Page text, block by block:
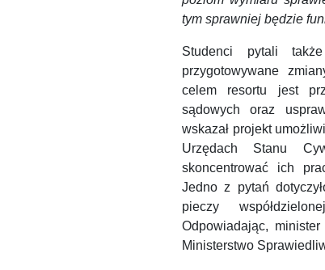
tym sprawniej będzie
Studenci pytali
przygotowywane
celem resortu jest
sądowych oraz
wskazał projekt
Urzędach Stanu
skoncentrować ich
Jedno z pytań
pieczy
Odpowiadając, minister
Ministerstwo